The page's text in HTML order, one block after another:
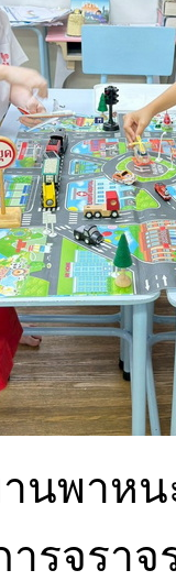
านพาห
รจรา